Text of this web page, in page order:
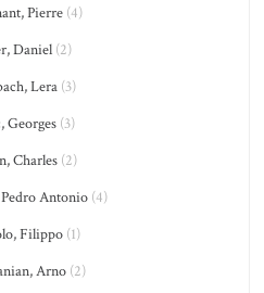
Pierre (4)
Daniel (2)
Lera(3)
Georges(3)
Charles(2)
Antonio (4)
Filippo (1)
Arno (2)